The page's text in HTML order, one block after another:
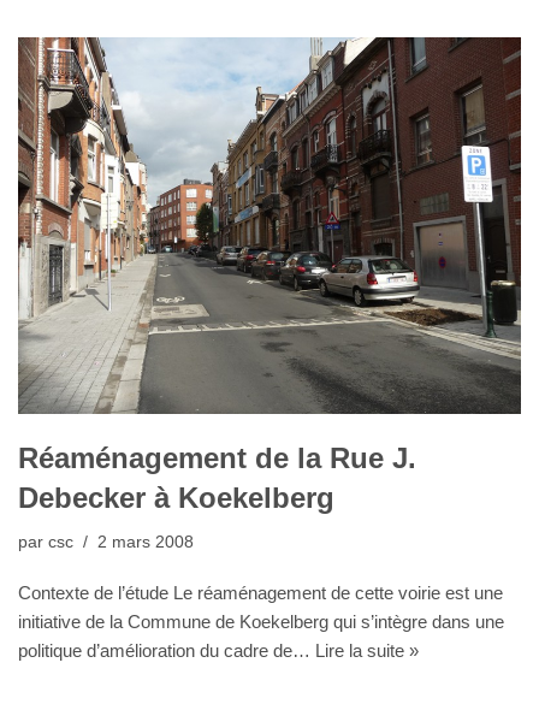
Réaménagement de la Rue J.
Debecker à Koekelberg
par csc 2 mars 2008
Contexte de l’étude Le réaménagement de cette voirie est une
initiative de la Commune de Koekelberg qui s’intègre dans une
politique d’amélioration du cadre de… Lire la suite »